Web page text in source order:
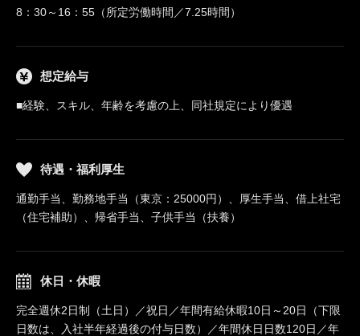
8：30～16：55（所定労働時間／7.25時間）
想定給与
■経験、スキル、年齢を考慮の上、同社規定により優遇
待遇・福利厚生
通勤手当、勤務地手当（東京：25000円）、厚生手当、借上社宅
（住宅補助）、帰省手当、子供手当（扶養）
休日・休暇
完全週休2日制（土日）／祝日／年間有給休暇10日～20日（下限
日数は、入社半年経過後の付与日数）／年間休日日数120日／年